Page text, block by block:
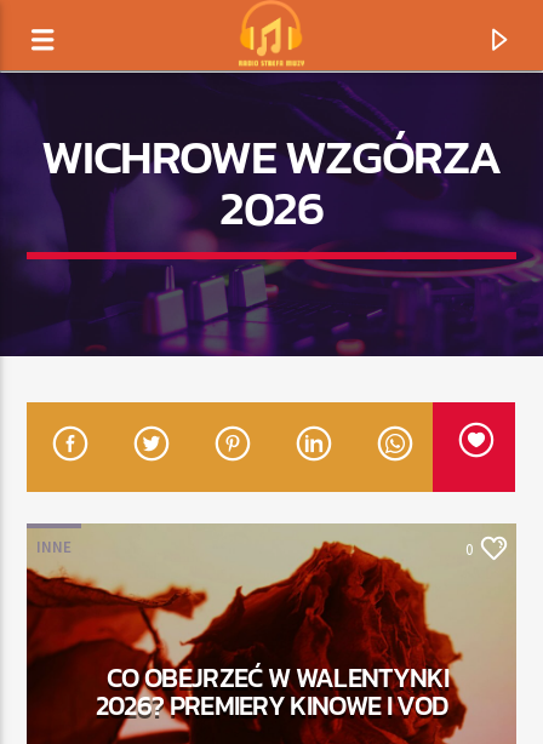
TERAZ GRAMY
TYTUŁ
ARTYSTA
TERAZ
RADIO STREFA MUZY
00:00 24:00
WICHROWE WZGÓRZA
2026
INNE 0
CO OBEJRZEĆ W WALENTYNKI
2026? PREMIERY KINOWE I VOD